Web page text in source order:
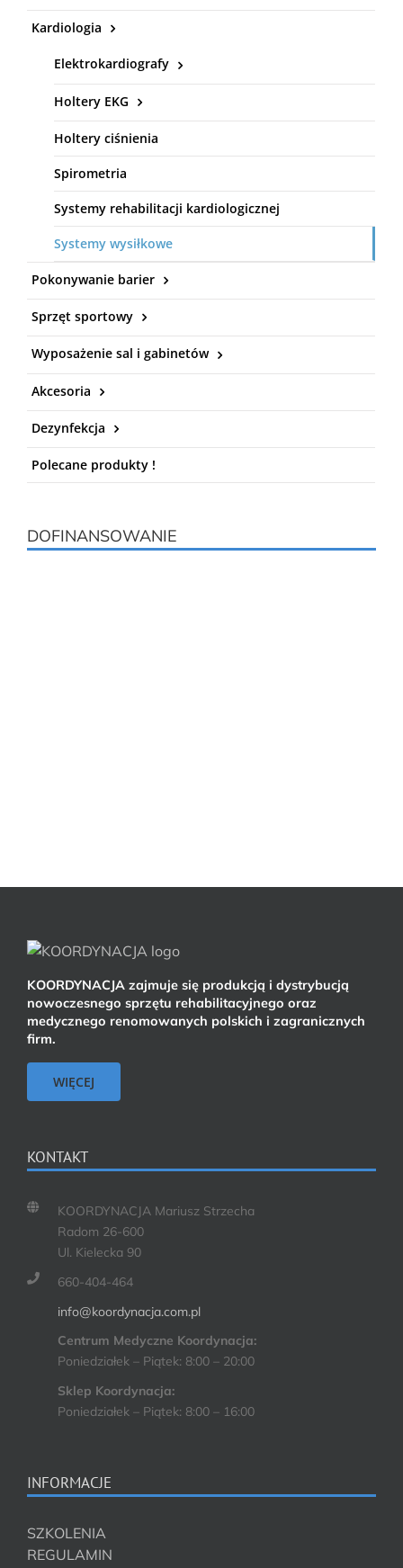
Kardiologia
Elektrokardiografy
Holtery EKG
Holtery ciśnienia
Spirometria
Systemy rehabilitacji kardiologicznej
Systemy wysiłkowe
Pokonywanie barier
Sprzęt sportowy
Wyposażenie sal i gabinetów
Akcesoria
Dezynfekcja
Polecane produkty !
DOFINANSOWANIE
KOORDYNACJA zajmuje się produkcją i dystrybucją
nowoczesnego sprzętu rehabilitacyjnego oraz
medycznego renomowanych polskich i zagranicznych
firm.
WIĘCEJ
KONTAKT
KOORDYNACJA Mariusz Strzecha
Radom 26-600
Ul. Kielecka 90
660-404-464
info@koordynacja.com.pl
Centrum Medyczne Koordynacja:
Poniedziałek – Piątek: 8:00 – 20:00
Sklep Koordynacja:
Poniedziałek – Piątek: 8:00 – 16:00
INFORMACJE
SZKOLENIA
REGULAMIN